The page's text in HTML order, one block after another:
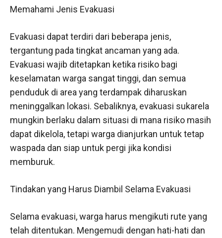
Memahami Jenis Evakuasi
Evakuasi dapat terdiri dari beberapa jenis,
tergantung pada tingkat ancaman yang ada.
Evakuasi wajib ditetapkan ketika risiko bagi
keselamatan warga sangat tinggi, dan semua
penduduk di area yang terdampak diharuskan
meninggalkan lokasi. Sebaliknya, evakuasi sukarela
mungkin berlaku dalam situasi di mana risiko masih
dapat dikelola, tetapi warga dianjurkan untuk tetap
waspada dan siap untuk pergi jika kondisi
memburuk.
Tindakan yang Harus Diambil Selama Evakuasi
Selama evakuasi, warga harus mengikuti rute yang
telah ditentukan. Mengemudi dengan hati-hati dan